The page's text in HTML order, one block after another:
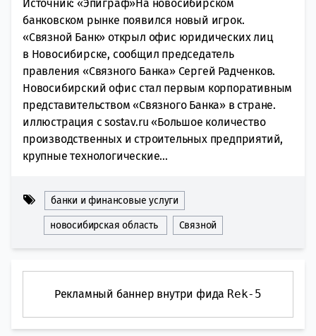
Источник: «Эпиграф»На новосибирском
банковском рынке появился новый игрок.
«Связной Банк» открыл офис юридических лиц
в Новосибирске, сообщил председатель
правления «Связного Банка» Сергей Радченков.
Новосибирский офис стал первым корпоративным
представительством «Связного Банка» в стране.
иллюстрация с sostav.ru «Большое количество
производственных и строительных предприятий,
крупные технологические...
банки и финансовые услуги
новосибирская область Связной
Рекламный баннер внутри фида Rek-5